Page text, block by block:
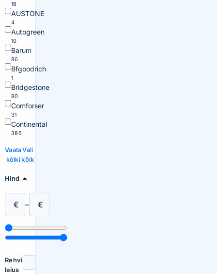
16
AUSTONE
4
Autogreen
10
Barum
86
Bfgoodrich
1
Bridgestone
80
Comforser
31
Continental
386
Vaata
kõiki
Vali
kõik
Hind
€ – €
Rehvi
laius